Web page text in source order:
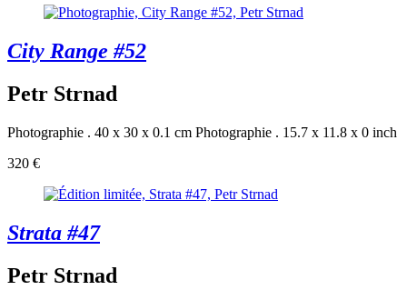
City Range #52
Petr Strnad
Photographie . 40 x 30 x 0.1 cm Photographie . 15.7 x 11.8 x 0 inch
320 €
Strata #47
Petr Strnad